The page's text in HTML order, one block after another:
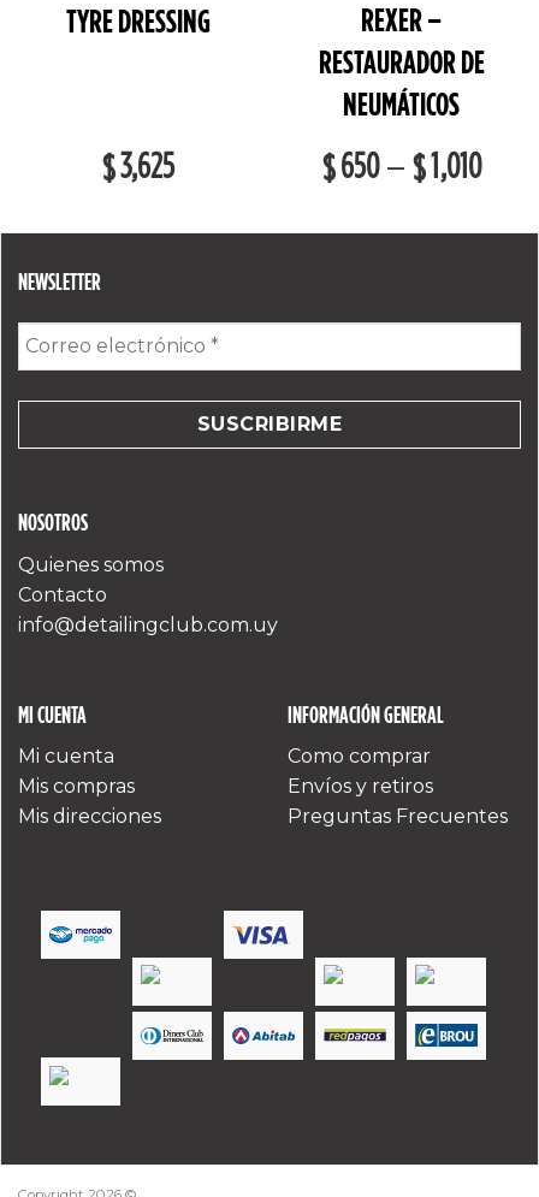
TYRE DRESSING
$3,625
REXER –
RESTAURADOR DE
NEUMÁTICOS
$ 650– $1,010
NOSOTROS
Quienes somos
Contacto
info@detailingclub.com.uy
MI CUENTA
Mi cuenta
Mis compras
Mis direcciones
INFORMACIÓN GENERAL
Como comprar
Envíos y retiros
Preguntas Frecuentes
NEWSLETTER
electrónico